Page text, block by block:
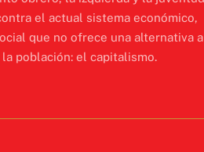
el actual sistema económico,
que no ofrece una alternativa
la población: el capitalismo.